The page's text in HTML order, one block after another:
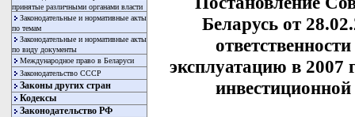
принятые различными органами власти
Законодательные и нормативные акты
по темам
Законодательные и нормативные акты
по виду документы
Международное право в Беларуси
Законодательство СССР
Законы других стран
Кодексы
Законодательство РФ
Беларусь от
эксплуатацию в 2007